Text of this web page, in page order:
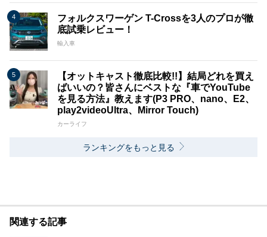
フォルクスワーゲン T-Crossを3人のプロが徹
底試乗レビュー！
輸入車
【オットキャスト徹底比較!!】結局どれを買え
ばいいの？皆さんにベストな『車でYouTube
を見る方法』教えます(P3 PRO、nano、E2、
play2videoUltra、Mirror Touch)
カーライフ
ランキングをもっと見る
関連する記事